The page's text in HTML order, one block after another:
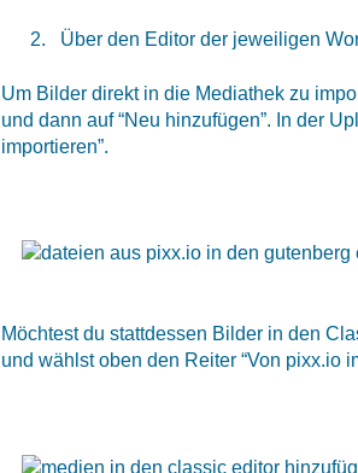
Über den Editor der jeweiligen
Um Bilder direkt in die Mediathek zu
und dann auf “Neu hinzufügen”. In der
importieren”.
Möchtest du stattdessen Bilder in den
und wählst oben den Reiter “Von pixx.io